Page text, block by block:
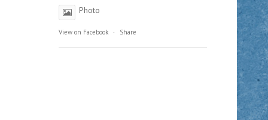
Photo
View on Facebook · Share